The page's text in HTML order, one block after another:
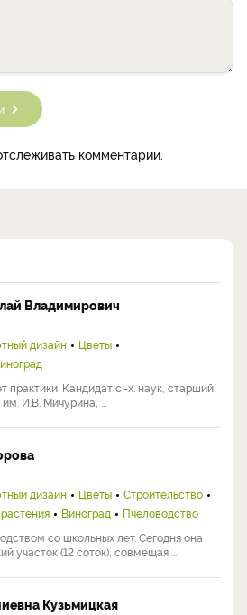
комментарии.
Владимирович
дизайн
Цветы
практики. Кандидат с.-х. наук, старший
И.В. Мичурина, ...
дизайн Цветы
Строительство
Виноград
Пчеловодство
со школьных лет. Сегодня она
участок (12 соток), совмещая ...
Кузьмицкая